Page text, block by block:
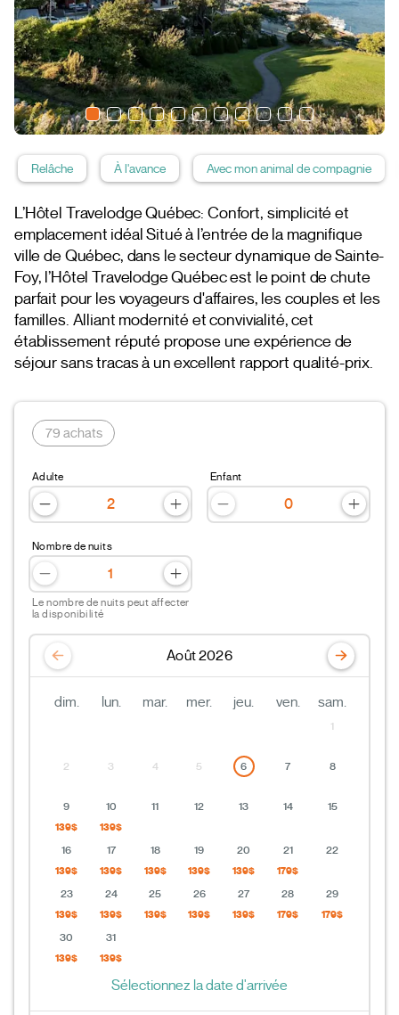
Relâche À l'avance Avec mon animal de compagnie
L’Hôtel Travelodge Québec: Confort, simplicité et
emplacement idéal Situé à l’entrée de la magnifique
ville de Québec, dans le secteur dynamique de Sainte-
Foy, l’Hôtel Travelodge Québec est le point de chute
parfait pour les voyageurs d'affaires, les couples et les
familles. Alliant modernité et convivialité, cet
établissement réputé propose une expérience de
séjour sans tracas à un excellent rapport qualité-prix.
79 achats
Adulte Enfant
Nombre de nuits
Le nombre de nuits peut affecter
la disponibilité
Août 2026
dim. lun. mar. mer. jeu. ven. sam.
1
2 3 4 5 6 7 8
9
139$
10
139$
11 12 13 14 15
16
139$
17
139$
18
139$
19
139$
20
139$
21
179$
22
23
139$
24
139$
25
139$
26
139$
27
139$
28
179$
29
179$
30
139$
31
139$
Sélectionnez la date d'arrivée